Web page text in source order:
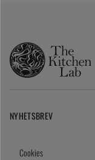
NYHETSBREV
Cookies